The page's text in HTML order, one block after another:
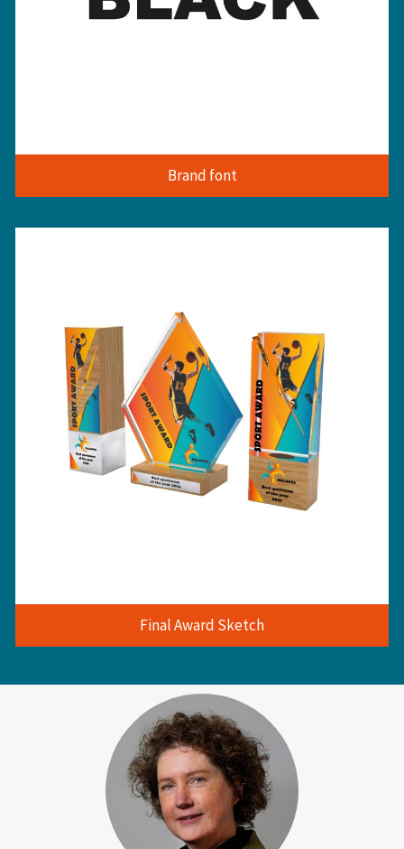
Brand font
Final Award Sketch